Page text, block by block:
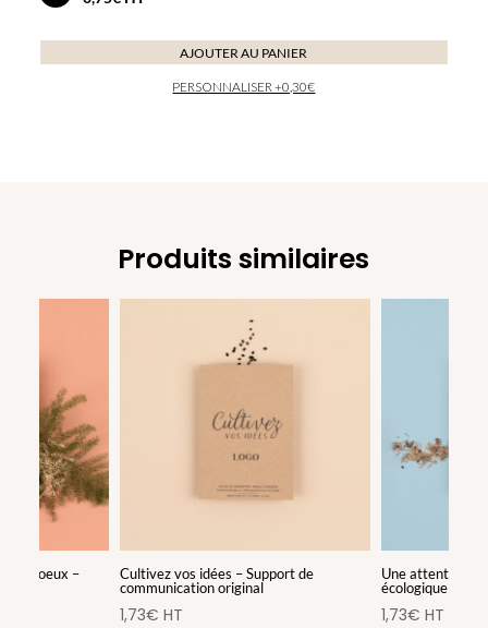
couleurs
AJOUTER AU PANIER
PERSONNALISER +0,30€
Produits similaires
les voeux –
Cultivez vos idées – Support de
communication original
1,73€ HT
Une attention à
écologique
1,73€ HT